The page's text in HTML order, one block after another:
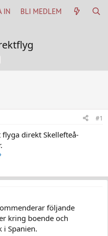
IN BLI MEDLEM
#1
direkt Skellefteå-
följande
kring boende och
i Spanien.